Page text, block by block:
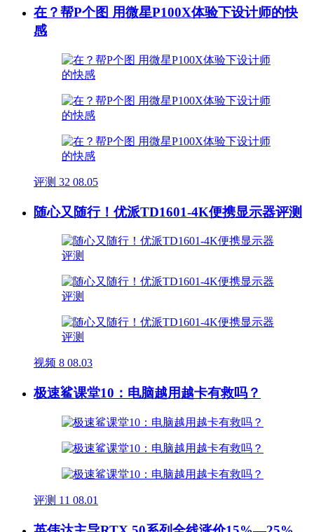
在？帮P个图 用微星P100X体验下设计师的快
感
评测 32 08.05
随心又随行！优派TD1601-4K便携显示器评测
视频 8 08.03
极速鲨课堂10：电脑越用越卡有救吗？
评测 11 08.01